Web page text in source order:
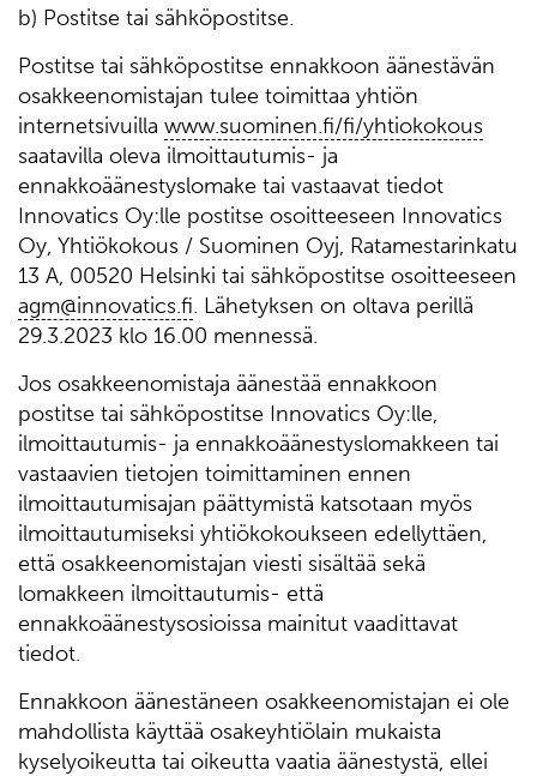
b) Postitse tai sähköpostitse.
Postitse tai sähköpostitse ennakkoon äänestävän
osakkeenomistajan tulee toimittaa yhtiön
internetsivuilla www.suominen.fi/fi/yhtiokokous
saatavilla oleva ilmoittautumis- ja
ennakkoäänestyslomake tai vastaavat tiedot
Innovatics Oy:lle postitse osoitteeseen Innovatics
Oy, Yhtiökokous / Suominen Oyj, Ratamestarinkatu
13 A, 00520 Helsinki tai sähköpostitse osoitteeseen
agm@innovatics.fi. Lähetyksen on oltava perillä
29.3.2023 klo 16.00 mennessä.
Jos osakkeenomistaja äänestää ennakkoon
postitse tai sähköpostitse Innovatics Oy:lle,
ilmoittautumis- ja ennakkoäänestyslomakkeen tai
vastaavien tietojen toimittaminen ennen
ilmoittautumisajan päättymistä katsotaan myös
ilmoittautumiseksi yhtiökokoukseen edellyttäen,
että osakkeenomistajan viesti sisältää sekä
lomakkeen ilmoittautumis- että
ennakkoäänestysosioissa mainitut vaadittavat
tiedot.
Ennakkoon äänestäneen osakkeenomistajan ei ole
mahdollista käyttää osakeyhtiölain mukaista
kyselyoikeutta tai oikeutta vaatia äänestystä, ellei